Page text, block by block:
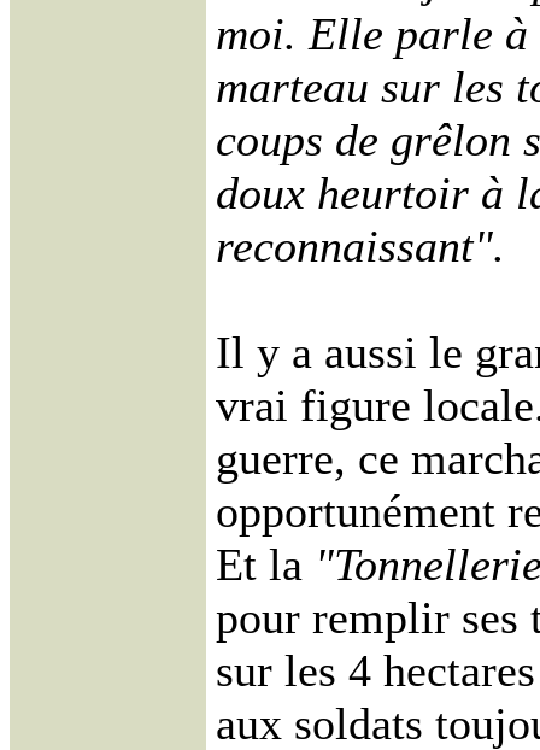
moi. Elle parle à
marteau sur les
coups de grêlon
doux heurtoir à
reconnaissant".
Il y a aussi le
vrai figure
guerre, ce
opportunément
Et la
pour remplir ses
sur les 4
aux soldats